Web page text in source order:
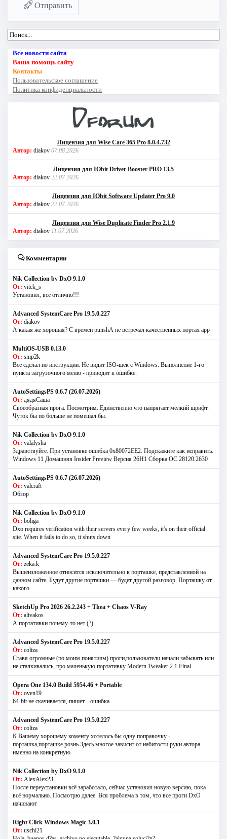
Отправить
Все новости сайта
Ваша помощь сайту
Контакты
Пользовательское соглашение
Политика конфиденциальности
Лицензия для Wise Care 365 Pro 8.0.4.732
Автор: diakov 07.08.2026
Лицензия для IObit Driver Booster PRO 13.5
Автор: diakov 22.07.2026
Лицензия для IObit Software Updater Pro 9.0
Автор: diakov 22.07.2026
Лицензия для Wise Duplicate Finder Pro 2.1.9
Автор: diakov 11.07.2026
Комментарии
Nik Collection by DxO 9.1.0
От: vitek_s
Установил, все отлично!!!
Advanced SystemCare Pro 19.5.0.227
От: diakov
А какая же хорошая? С времен punshА не встречал качественных портах app
MultiOS-USB 0.13.0
От: snip2k
Все сделал по инструкции. Не видит ISO-шек с Windows. Выполнение 1-го
пункта загрузочного меню - приводит к ошибке.
AutoSettingsPS 0.6.7 (26.07.2026)
От: дядяСаша
Своеобразная прога. Посмотрим. Единственно что напрягает мелкий шрифт.
Чуток бы по больше не помешал бы.
Nik Collection by DxO 9.1.0
От: valalysha
Здравствуйте. При установке ошибка 0х80072EE2. Подскажите как исправить.
Windows 11 Домашняя Insider Preview Версия 26H1 Сборка ОС 28120.2630
AutoSettingsPS 0.6.7 (26.07.2026)
От: valcraft
Обзор
Nik Collection by DxO 9.1.0
От: boliga
Dxo requires verification with their servers every few weeks, it's on their official
site. When it fails to do so, it shuts down
Advanced SystemCare Pro 19.5.0.227
От: zeka.k
Вышеизложенное относится исключительно к порташке, представленной на
данном сайте. Будут другие порташки — будет другой разговор. Порташку от
какого
SketchUp Pro 2026 26.2.243 + Thea + Chaos V-Ray
От: alivakos
А портативки почему-то нет (?).
Advanced SystemCare Pro 19.5.0.227
От: coliza
Ставя огромные (по моим понятиям) проги,пользователи начали забывать или
не сталкивались, про маленькую портативку Modern Tweaker 2.1 Final
Opera One 134.0 Build 5954.46 + Portable
От: oven19
64-bit не скачивается, пишет --ошибка
Advanced SystemCare Pro 19.5.0.227
От: coliza
К Вашему хорошему коменту хотелось бы одну поправочку -
порташка,порташке рознь.Здесь многое зависит от набитости руки автора
именно на конкретную
Nik Collection by DxO 9.1.0
От: AlexAlex23
После переустановки всё заработало, сейчас установил новую версию, пока
всё нормально. Посмотрю далее. Вся проблема в том, что все проги DxO
начинают
Right Click Windows Magic 3.0.1
От: uschi21